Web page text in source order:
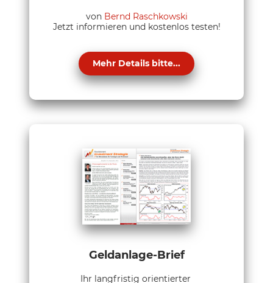
von Bernd Raschkowski
Jetzt informieren und kostenlos testen!
Mehr Details bitte...
Geldanlage-Brief
Ihr langfristig orientierter